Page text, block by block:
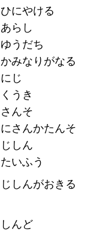
ひにやける
あらし
ゆうだち
かみなりがなる
にじ
くうき
さんそ
にさんかたんそ
じしん
たいふう
じしんがおきる
しんど